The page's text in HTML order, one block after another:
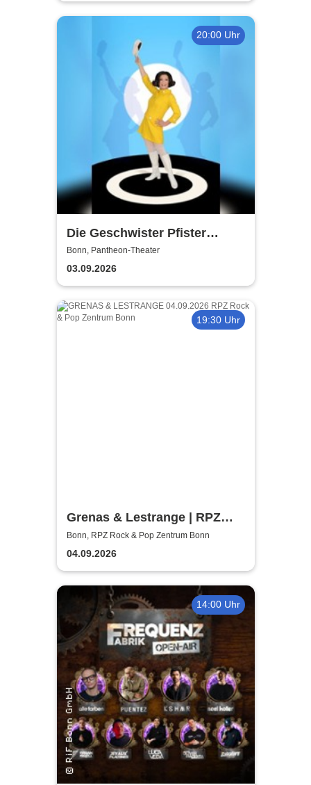
20:00 Uhr
Die Geschwister Pfister
präsentieren: Peggy March,
Frau Huggenberger und ich -
Ursli Pfister
Bonn, Pantheon-Theater
03.09.2026
19:30 Uhr
Grenas & Lestrange | RPZ
Rock & Pop Zentrum Bonn
Bonn, RPZ Rock & Pop Zentrum Bonn
04.09.2026
14:00 Uhr